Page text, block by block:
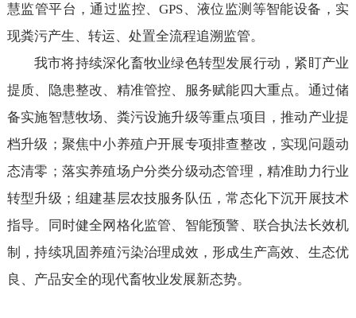
慧监管平台，通过监控、GPS、液位监测等智能设备，实
现粪污产生、转运、处置全流程追溯监管。
我市将持续深化畜牧业绿色转型发展行动，紧盯产业
提质、隐患整改、精准管控、服务赋能四大重点。通过储
备实施智慧牧场、粪污设施升级等重点项目，推动产业提
档升级；聚焦中小养殖户开展专项排查整改，实现问题动
态清零；落实养殖场户分类分级动态管理，精准助力行业
转型升级；组建基层农技服务队伍，常态化下沉开展技术
指导。同时健全网格化监管、智能预警、联合执法长效机
制，持续巩固养殖污染治理成效，形成生产高效、生态优
良、产品安全的现代畜牧业发展新态势。